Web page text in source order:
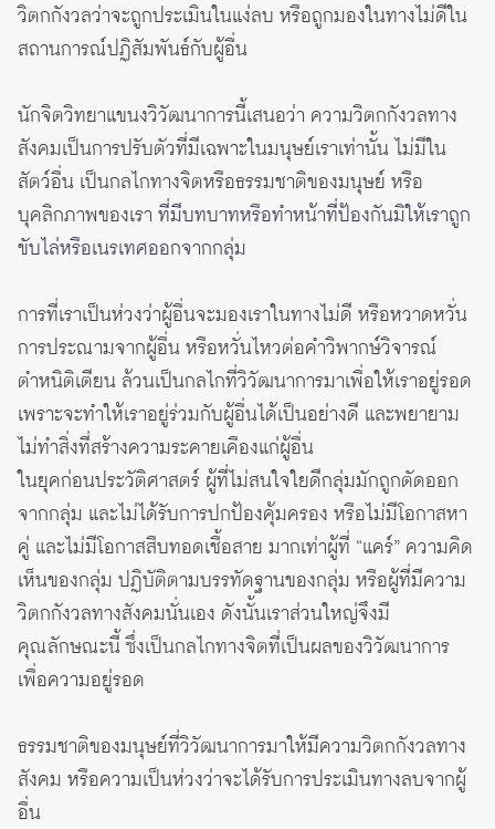
วิตกกังวลว่าจะถูกประเมินในแง่ลบ หรือถูกมองในทางไม่ดีใน
สถานการณ์ปฏิสัมพันธ์กับผู้อื่น
นักจิตวิทยาแขนงวิวัฒนาการนี้เสนอว่า ความวิตกกังวลทาง
สังคมเป็นการปรับตัวที่มีเฉพาะในมนุษย์เราเท่านั้น ไม่มีใน
สัตว์อื่น เป็นกลไกทางจิตหรือธรรมชาติของมนุษย์ หรือ
บุคลิกภาพของเรา ที่มีบทบาทหรือทำหน้าที่ป้องกันมิให้เราถูก
ขับไล่หรือเนรเทศออกจากกลุ่ม
การที่เราเป็นห่วงว่าผู้อื่นจะมองเราในทางไม่ดี หรือหวาดหวั่น
การประณามจากผู้อื่น หรือหวั่นไหวต่อคำวิพากษ์วิจารณ์
ตำหนิติเตียน ล้วนเป็นกลไกที่วิวัฒนาการมาเพื่อให้เราอยู่รอด
เพราะจะทำให้เราอยู่ร่วมกับผู้อื่นได้เป็นอย่างดี และพยายาม
ไม่ทำสิ่งที่สร้างความระคายเคืองแก่ผู้อื่น
ในยุคก่อนประวัติศาสตร์ ผู้ที่ไม่สนใจใยดีกลุ่มมักถูกตัดออก
จากกลุ่ม และไม่ได้รับการปกป้องคุ้มครอง หรือไม่มีโอกาสหา
คู่ และไม่มีโอกาสสืบทอดเชื้อสาย มากเท่าผู้ที่ “แคร์” ความคิด
เห็นของกลุ่ม ปฏิบัติตามบรรทัดฐานของกลุ่ม หรือผู้ที่มีความ
วิตกกังวลทางสังคมนั่นเอง ดังนั้นเราส่วนใหญ่จึงมี
คุณลักษณะนี้ ซึ่งเป็นกลไกทางจิตที่เป็นผลของวิวัฒนาการ
เพื่อความอยู่รอด
ธรรมชาติของมนุษย์ที่วิวัฒนาการมาให้มีความวิตกกังวลทาง
สังคม หรือความเป็นห่วงว่าจะได้รับการประเมินทางลบจากผู้
อื่น